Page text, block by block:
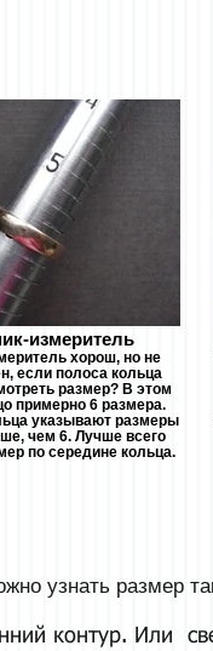
измеритель
хорош, но не
если полоса кольца
размер? В этом
примерно 6 размера.
указывают размеры
чем 6. Лучше всего
по середине кольца.
узнать размер
контур. Или